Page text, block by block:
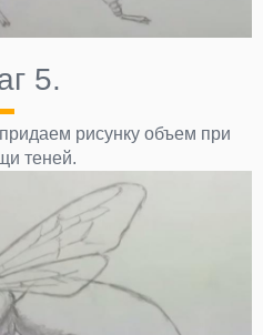
5.
рисунку объем при
теней.